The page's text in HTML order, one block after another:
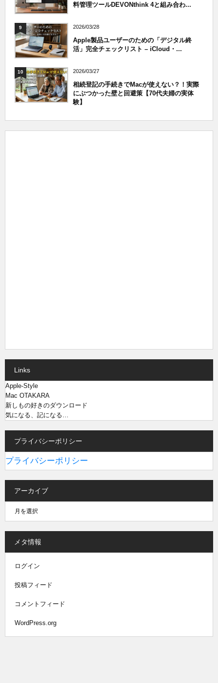
料管理ツールDEVONthink 4と組み合わ...
9 2026/03/28
Apple製品ユーザーのための「デジタル終
活」完全チェックリスト – iCloud・...
10 2026/03/27
相続登記の手続きでMacが使えない？！実際
にぶつかった壁と回避策【70代夫婦の実体
験】
Links
Apple-Style
Mac OTAKARA
新しもの好きのダウンロード
気になる、記になる…
プライバシーポリシー
プライバシーポリシー
アーカイブ
メタ情報
ログイン
投稿フィード
コメントフィード
WordPress.org